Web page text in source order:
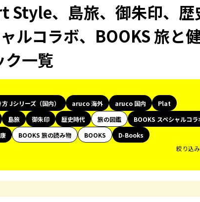
Style、島旅、御朱印、歴
ルコラボ、BOOKS 旅と
一覧
Jシリーズ（国内） aruco 海外 aruco 国内
Plat
島旅 御朱印 歴史時代 旅の図鑑
BOOKS スペシャルコラ
BOOKS 旅の読み物 BOOKS
D-Books
絞り込